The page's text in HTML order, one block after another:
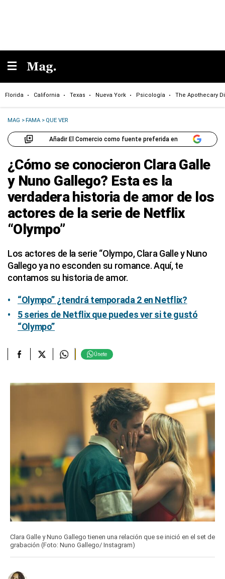
Florida California Texas Nueva York Psicología The Apothecary
MAG >FAMA > QUE VER
Añadir El Comercio como fuente preferida en
¿Cómo se conocieron Clara Galle
y Nuno Gallego? Esta es la
verdadera historia de amor de los
actores de la serie de Netflix
“Olympo”
Los actores de la serie “Olympo, Clara Galle y Nuno
Gallego ya no esconden su romance. Aquí, te
contamos su historia de amor.
“Olympo” ¿tendrá temporada 2 en Netflix?
5 series de Netflix que puedes ver si te gustó
“Olympo”
Únete
Clara Galle y Nuno Gallego tienen una relación que se inició en el set de
grabación (Foto: Nuno Gallego/ Instagram)